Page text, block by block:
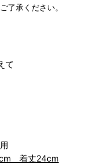
了承ください。
て
着丈24cm